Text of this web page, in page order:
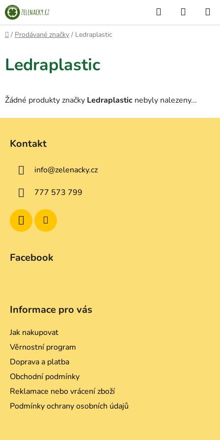
Přejít
na
obsah
Hledat
KOŠÍK
Domů
/ Prodávané značky / Ledraplastic
Ledraplastic
Žádné produkty značky Ledraplastic nebyly nalezeny...
Kontakt
info@zelenacky.cz
777 573 799
Facebook
Informace pro vás
Jak nakupovat
Věrnostní program
Doprava a platba
Obchodní podmínky
Reklamace nebo vrácení zboží
Podmínky ochrany osobních údajů